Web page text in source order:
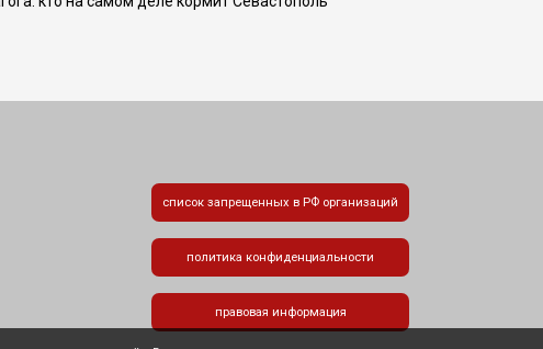
список запрещенных в РФ организаций
политика конфиденциальности
правовая информация